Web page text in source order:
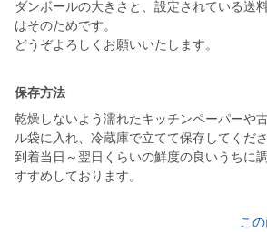
ダンボールの大きさと、設定されている送
はそのためです。
どうぞよろしくお願いいたします。
保存方法
乾燥しないよう濡れたキッチンペーパーや
ル袋に入れ、冷蔵庫で立てて保存してくださ
到着当日～翌日くらいの鮮度の良いうちに
すすめしております。
こ